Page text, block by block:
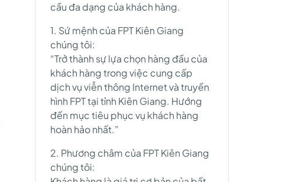
cầu đa dạng của khách hàng.
1. Sứ mệnh của FPT Kiên Giang
chúng tôi:
“Trở thành sự lựa chọn hàng đầu của
khách hàng trong việc cung cấp
dịch vụ viễn thông Internet và truyền
hình FPT tại tỉnh Kiên Giang. Hướng
đến mục tiêu phục vụ khách hàng
hoàn hảo nhất.”
2. Phương châm của FPT Kiên Giang
chúng tôi: